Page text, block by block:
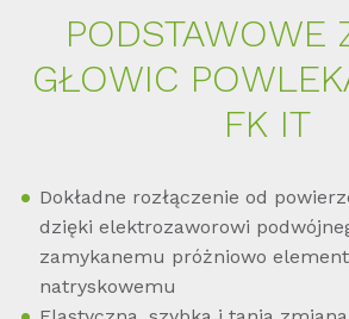
POD­STA­WO­WE
GŁO­WIC
FK IT
Dokładne rozłączenie od
dzięki elektrozaworowi
zamykanemu próżniowo
natryskowemu